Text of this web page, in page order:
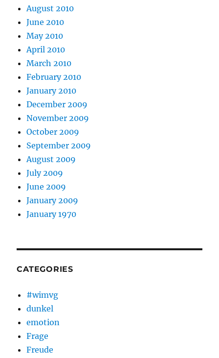
August 2010
June 2010
May 2010
April 2010
March 2010
February 2010
January 2010
December 2009
November 2009
October 2009
September 2009
August 2009
July 2009
June 2009
January 2009
January 1970
CATEGORIES
#wimvg
dunkel
emotion
Frage
Freude